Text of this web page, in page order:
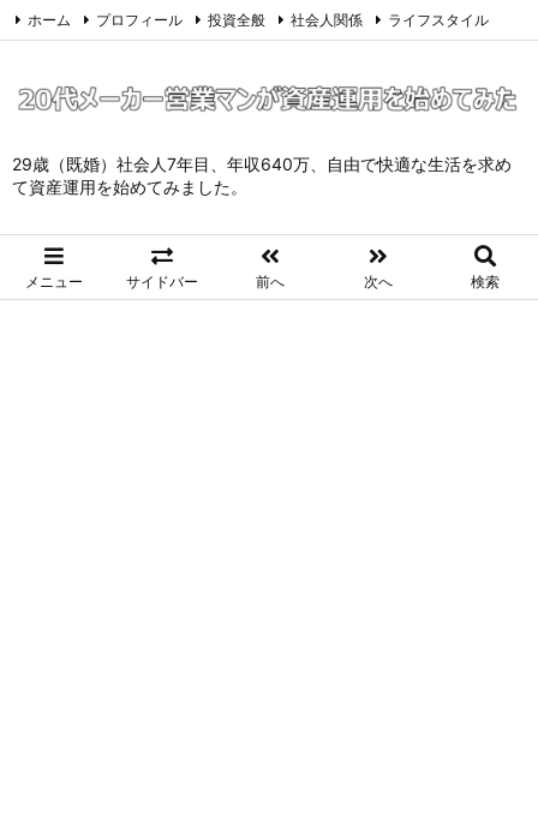
29歳（既婚）社会人7年目、年収640万、自由で快適な生活を求め
て資産運用を始めてみました。
メニュー サイドバー 前へ 次へ 検索
ホーム プロフィール 投資全般 社会人関係 ライフスタイル
Feedly